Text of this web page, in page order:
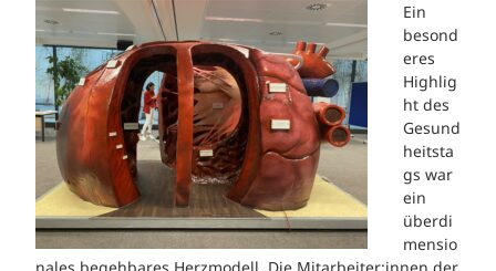
Ein
besond
eres
Highlig
ht des
Gesund
heitsta
gs war
ein
überdi
mensio